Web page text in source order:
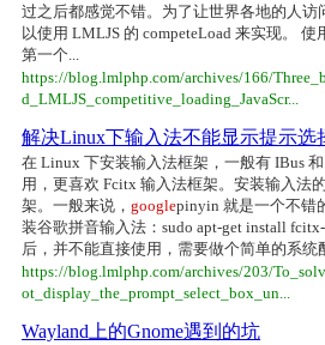
过之后都感觉不错。为了让世界各地的人访
以使用 LMLJS 的 competeLoad 来实现。
第一个...
https://blog.lmlphp.com/archives/166/
d_LMLJS_competitive_loading_JavaScr...
解决Linux下输入法不能显示提示选
在 Linux 下安装输入法框架，一般有 IBus
用，更喜欢 Fcitx 输入法框架。安装输入法
架。一般来说， googlepinyin 就是一个不错
装谷歌拼音输入法：sudo apt-get install fcitx-
后，并不能直接使用，需要做个简单的系统
https://blog.lmlphp.com/archives/203/
ot_display_the_prompt_select_box_un...
Wayland上的Gnome遇到的坑